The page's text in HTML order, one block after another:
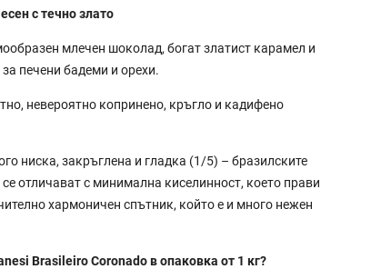
с течно злато
млечен шоколад, богат златист карамел и
печени бадеми и орехи.
невероятно копринено, кръгло и кадифено
ниска, закръглена и гладка (1/5) – бразилските
се отличават с минимална киселинност, което прави
хармоничен спътник, който е и много нежен
Brasileiro Coronado в опаковка от 1 кг?